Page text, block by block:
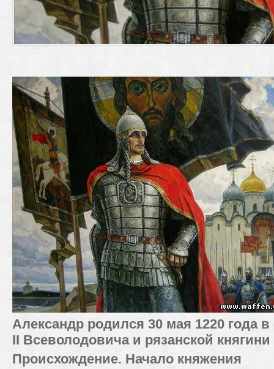
Александр родился 30 мая 1220 года
II Всеволодовича и рязанской
Происхождение. Начало княжения